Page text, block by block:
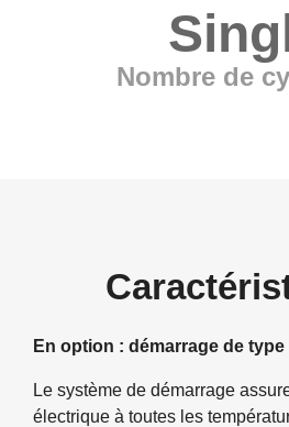
Nombre de
En option : démarrage de
Le système de démarrage
électrique à toutes les